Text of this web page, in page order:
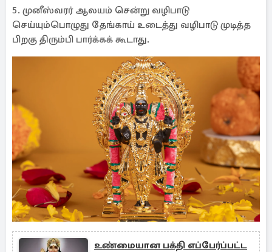
5. முனீஸ்வரர் ஆலயம் சென்று வழிபாடு
செய்யும்பொழுது தேங்காய் உடைத்து வழிபாடு முடித்த
பிறகு திரும்பி பார்க்கக் கூடாது.
உண்மையான பக்தி எப்பேர்ப்பட்ட